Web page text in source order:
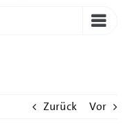
Zurück Vor